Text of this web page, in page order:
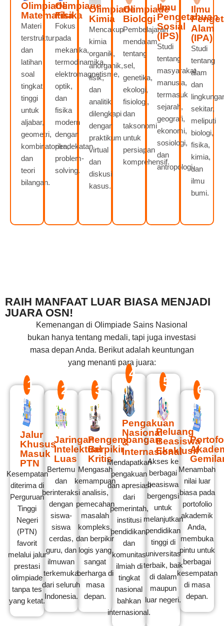
Olimpiade
Matematika
Materi
terstruktur
dan
latihan
soal
tingkat
tinggi
untuk
aljabar,
geometri,
kombinatorika,
dan
teori
bilangan.
Olimpiade
Fisika
Fokus
pada
mekanika,
termodinamika,
elektromagnetisme,
optik,
dan
fisika
modern
dengan
pendekatan
problem-
solving.
Olimpiade
Kimia
Mencakup
kimia
organik,
anorganik,
fisik,
dan
analitik,
dilengkapi
dengan
praktikum
virtual
dan
diskusi
kasus.
Olimpiade
Biologi
Pembelajaran
mendalam
tentang
sel,
genetika,
ekologi,
fisiologi,
dan
taksonomi
untuk
persiapan
komprehensif.
Ilmu
Pengetahuan
Sosial
(IPS)
Studi
tentang
masyarakat
manusia,
termasuk
sejarah,
geografi,
ekonomi,
sosiologi,
dan
antropologi.
Ilmu
Alam
(IPA)
Studi
tentang
alam
dan
sekitar,
meliputi
biologi,
fisika,
kimia,
dan
ilmu
bumi.
RAIH MANFAAT LUAR BIASA MENJADI
JUARA OSN!
Kemenangan di Olimpiade Sains Nasional
bukan hanya tentang medali, tapi juga investasi
masa depan Anda. Berikut adalah keuntungan
yang menanti para juara:
1
Jalur
Khusus
Masuk
PTN
Kesempatan
diterima di
Perguruan
Tinggi
Negeri
(PTN)
favorit
melalui jalur
prestasi
olimpiade
tanpa tes
yang ketat.
2
Jaringan
Intelektual
Luas
Bertemu
dan
berinteraksi
dengan
siswa-
siswa
cerdas,
guru, dan
ilmuwan
terkemuka
dari seluruh
Indonesia.
3
Pengembangan
Berpikir
Kritis
Mengasah
kemampuan
analisis,
pemecahan
masalah
kompleks,
dan berpikir
logis yang
sangat
berharga di
masa
depan.
4
Pengakuan
Nasional
&
Internasional
Mendapatkan
pengakuan
dan apresiasi
dari
pemerintah,
institusi
pendidikan,
dan
komunitas
ilmiah di
tingkat
nasional
bahkan
internasional.
5
Peluang
Beasiswa
Eksklusif
Akses ke
berbagai
beasiswa
bergengsi
untuk
melanjutkan
pendidikan
tinggi di
universitas
terbaik, baik
di dalam
maupun
luar negeri.
6
Menambah
nilai luar
biasa pada
portofolio
akademik
Anda,
membuka
pintu untuk
berbagai
kesempatan
di masa
depan.